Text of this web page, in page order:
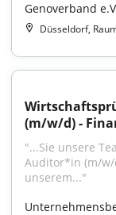
Genoverband
Düsseldorf,
(m/w/d) -
"...Sie unsere
Auditor*in (m/
unserem..."